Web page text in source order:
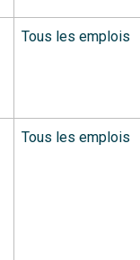
Tous les emplois
Tous les emplois